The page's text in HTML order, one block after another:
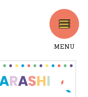
MENU